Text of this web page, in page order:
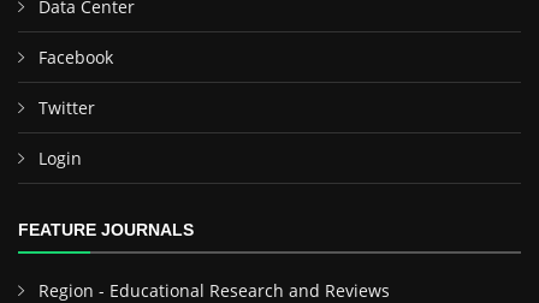
Data Center
Facebook
Twitter
Login
FEATURE JOURNALS
Region - Educational Research and Reviews